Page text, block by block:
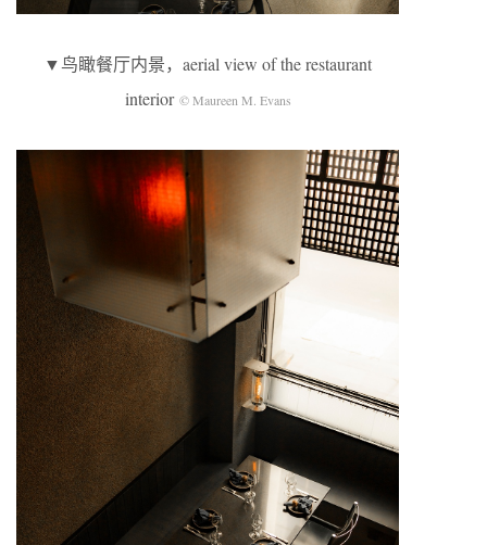
▼鸟瞰餐厅内景，aerial view of the restaurant
interior © Maureen M. Evans